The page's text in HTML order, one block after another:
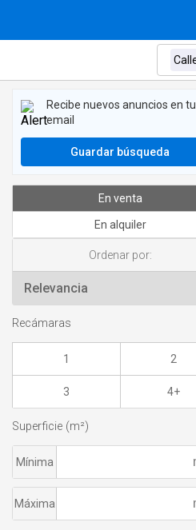
Recibe nuevos anuncios en tu
email
Guardar búsqueda
En venta
En alquiler
Ordenar por:
Recámaras
1 2
3 4+
Superficie (m²)
Mínima
Máxima